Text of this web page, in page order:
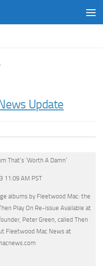
Update
That’s ‘Worth A Damn’
11:09 AM PST
albums by Fleetwood Mac: the
Play On Re-issue Available at
Peter Green, called Then
Fleetwood Mac News at